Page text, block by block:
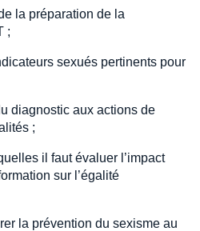
la préparation de la
;
sexués pertinents pour
diagnostic aux actions de
;
il faut évaluer l’impact
sur l’égalité
la prévention du sexisme au